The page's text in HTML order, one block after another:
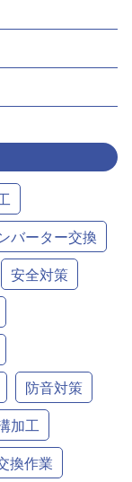
バーター交換
安全対策
防音対策
加工
換作業